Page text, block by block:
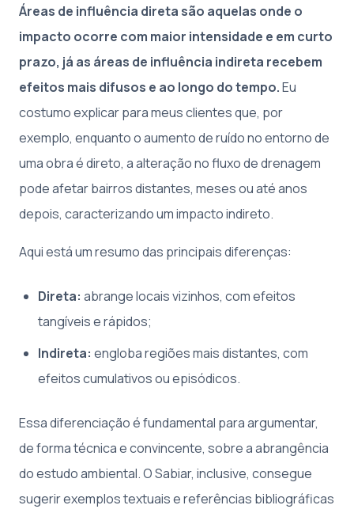
Áreas de influência direta são aquelas onde o
impacto ocorre com maior intensidade e em curto
prazo, já as áreas de influência indireta recebem
efeitos mais difusos e ao longo do tempo.Eu
costumo explicar para meus clientes que, por
exemplo, enquanto o aumento de ruído no entorno de
uma obra é direto, a alteração no fluxo de drenagem
pode afetar bairros distantes, meses ou até anos
depois, caracterizando um impacto indireto.
Aqui está um resumo das principais diferenças:
Direta: abrange locais vizinhos, com efeitos
tangíveis e rápidos;
Indireta: engloba regiões mais distantes, com
efeitos cumulativos ou episódicos.
Essa diferenciação é fundamental para argumentar,
de forma técnica e convincente, sobre a abrangência
do estudo ambiental. O Sabiar, inclusive, consegue
sugerir exemplos textuais e referências bibliográficas